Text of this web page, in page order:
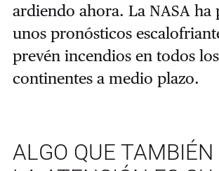
ardiendo ahora. La NASA ha
unos pronósticos
prevén incendios en todos los
continentes a medio plazo.
ALGO QUE